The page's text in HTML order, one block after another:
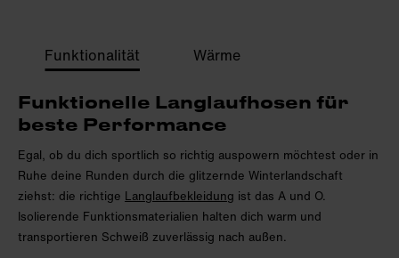
Funktionalität Wärme
Funktionelle Langlaufhosen für
beste Performance
Egal, ob du dich sportlich so richtig auspowern möchtest oder in
Ruhe deine Runden durch die glitzernde Winterlandschaft
ziehst: die richtige Langlaufbekleidung ist das A und O.
Isolierende Funktionsmaterialien halten dich warm und
transportieren Schweiß zuverlässig nach außen.